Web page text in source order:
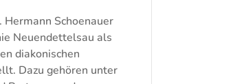
Schoenauer
Neuendettelsau als
diakonischen
Dazu gehören unter